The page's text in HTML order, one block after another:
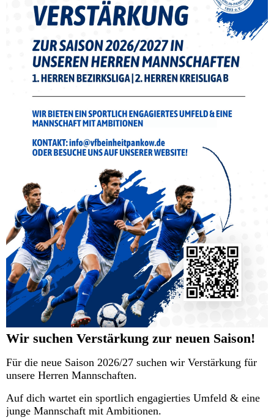
Wir suchen Verstärkung zur neuen Saison!
Für die neue Saison 2026/27 suchen wir Verstärkung für
unsere Herren Mannschaften.
Auf dich wartet ein sportlich engagierties Umfeld & eine
junge Mannschaft mit Ambitionen.